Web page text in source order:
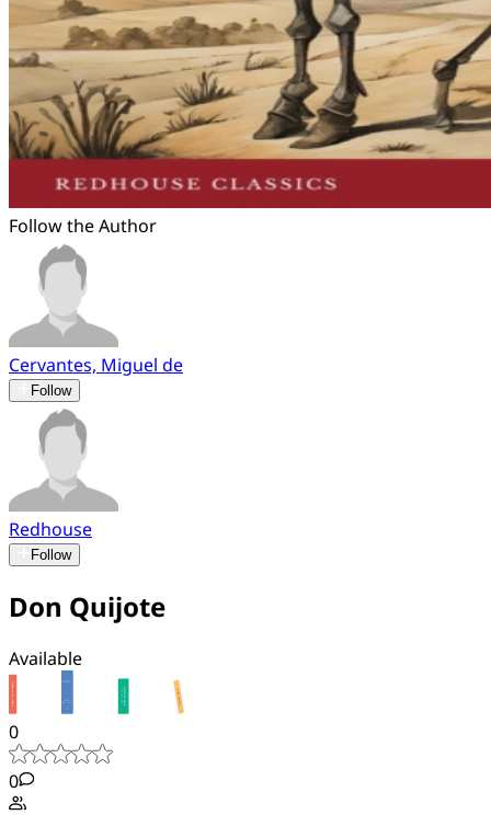
Follow the Author
Cervantes, Miguel de
Follow
Redhouse
Follow
Don Quijote
Available
0
0